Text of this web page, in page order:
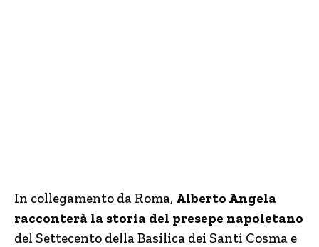
In collegamento da Roma, Alberto Angela
racconterà la storia del presepe napoletano
del Settecento della Basilica dei Santi Cosma e